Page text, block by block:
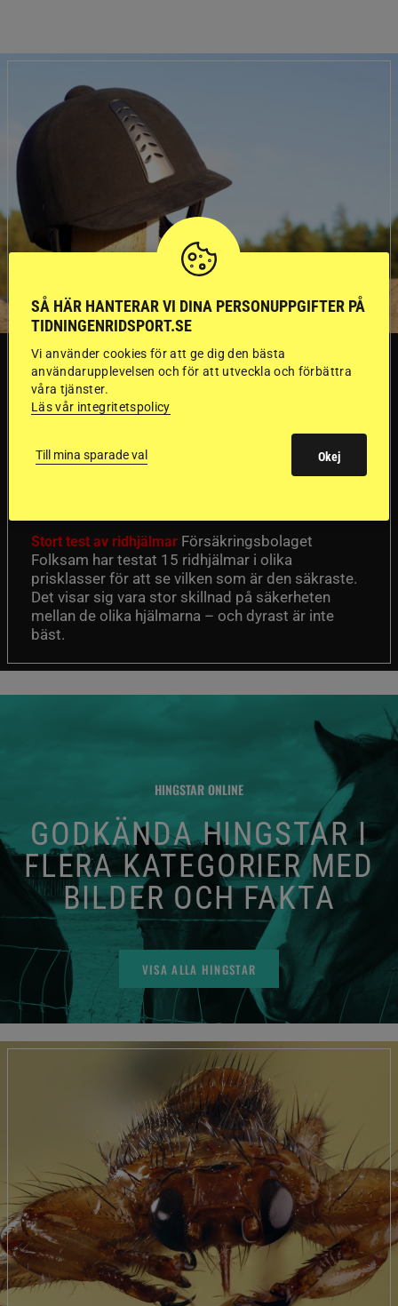
SVERIGE
Dyraste
ridhjälmarna blev
Stort test av ridhjälmar Försäkringsbolaget
Folksam har testat 15 ridhjälmar i olika
prisklasser för att se vilken som är den säkraste.
Det visar sig vara stor skillnad på säkerheten
mellan de olika hjälmarna – och dyrast är inte
bäst.
HINGSTAR ONLINE
GODKÄNDA HINGSTAR I
FLERA KATEGORIER MED
BILDER OCH FAKTA
VISA ALLA HINGSTAR
SÅ HÄR HANTERAR VI DINA PERSONUPPGIFTER PÅ
TIDNINGENRIDSPORT.SE
Vi använder cookies för att ge dig den bästa
användarupplevelsen och för att utveckla och förbättra
våra tjänster.
Läs vår integritetspolicy
Till mina sparade val Okej